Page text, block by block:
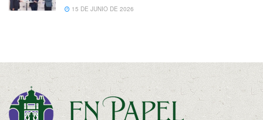
15 DE JUNIO DE 2026